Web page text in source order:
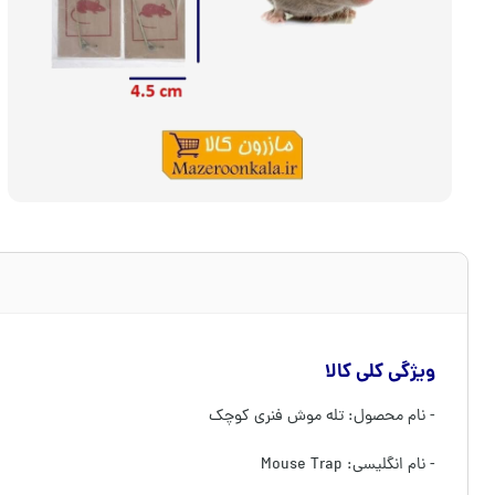
ویژگی کلی کالا
- نام محصول: تله موش فنری کوچک
- نام انگلیسی: Mouse Trap